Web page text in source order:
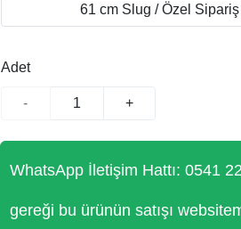
61 cm Slug / Özel
Adet
- +
WhatsApp İletişim Hattı: 0541
gereği bu ürünün satışı